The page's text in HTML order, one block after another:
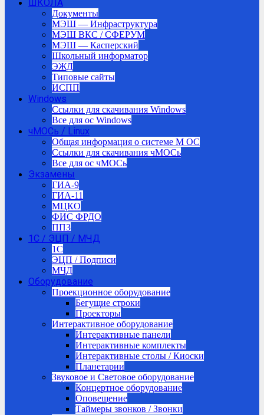
ШКОЛА
Документы
МЭШ — Инфраструктура
МЭШ ВКС / СФЕРУМ
МЭШ — Касперский
Школьный информатор
ЭЖД
Типовые сайты
ИСПП
Windows
Ссылки для скачивания Windows
Все для ос Windows
чМОСь / Linux
Общая информация о системе М ОС
Ссылки для скачивания чМОСь
Все для ос чМОСь
Экзамены
ГИА-9
ГИА-11
МЦКО
ФИС ФРДО
ППЗ
1С / ЭЦП / МЧД
1C
ЭЦП / Подписи
МЧД
Оборудование
Проекционное оборудование
Бегущие строки
Проекторы
Интерактивное оборудование
Интерактивные панели
Интерактивные комплекты
Интерактивные столы / Киоски
Планетарии
Звуковое и Световое оборудование
Концертное оборудование
Оповещение
Таймеры звонков / Звонки